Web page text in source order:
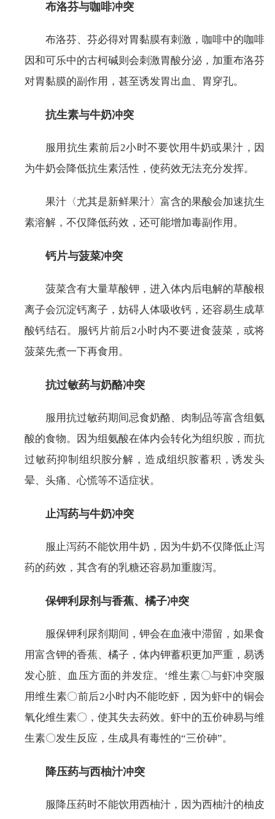
布洛芬与咖啡冲突
布洛芬、芬必得对胃黏膜有刺激，咖啡中的咖啡
因和可乐中的古柯碱则会刺激胃酸分泌，加重布洛芬
对胃黏膜的副作用，甚至诱发胃出血、胃穿孔。
抗生素与牛奶冲突
服用抗生素前后2小时不要饮用牛奶或果汁，因
为牛奶会降低抗生素活性，使药效无法充分发挥。
果汁〈尤其是新鲜果汁〉富含的果酸会加速抗生
素溶解，不仅降低药效，还可能增加毒副作用。
钙片与菠菜冲突
菠菜含有大量草酸钾，进入体内后电解的草酸根
离子会沉淀钙离子，妨碍人体吸收钙，还容易生成草
酸钙结石。服钙片前后2小时内不要进食菠菜，或将
菠菜先煮一下再食用。
抗过敏药与奶酪冲突
服用抗过敏药期间忌食奶酪、肉制品等富含组氨
酸的食物。因为组氨酸在体内会转化为组织胺，而抗
过敏药抑制组织胺分解，造成组织胺蓄积，诱发头
晕、头痛、心慌等不适症状。
止泻药与牛奶冲突
服止泻药不能饮用牛奶，因为牛奶不仅降低止泻
药的药效，其含有的乳糖还容易加重腹泻。
保钾利尿剂与香蕉、橘子冲突
服保钾利尿剂期间，钾会在血液中滞留，如果食
用富含钾的香蕉、橘子，体内钾蓄积更加严重，易诱
发心脏、血压方面的并发症。‘维生素〇与虾冲突服
用维生素〇前后2小时内不能吃虾，因为虾中的铜会
氧化维生素〇，使其失去药效。虾中的五价砷易与维
生素〇发生反应，生成具有毒性的“三价砷”。
降压药与西柚汁冲突
服降压药时不能饮用西柚汁，因为西柚汁的柚皮